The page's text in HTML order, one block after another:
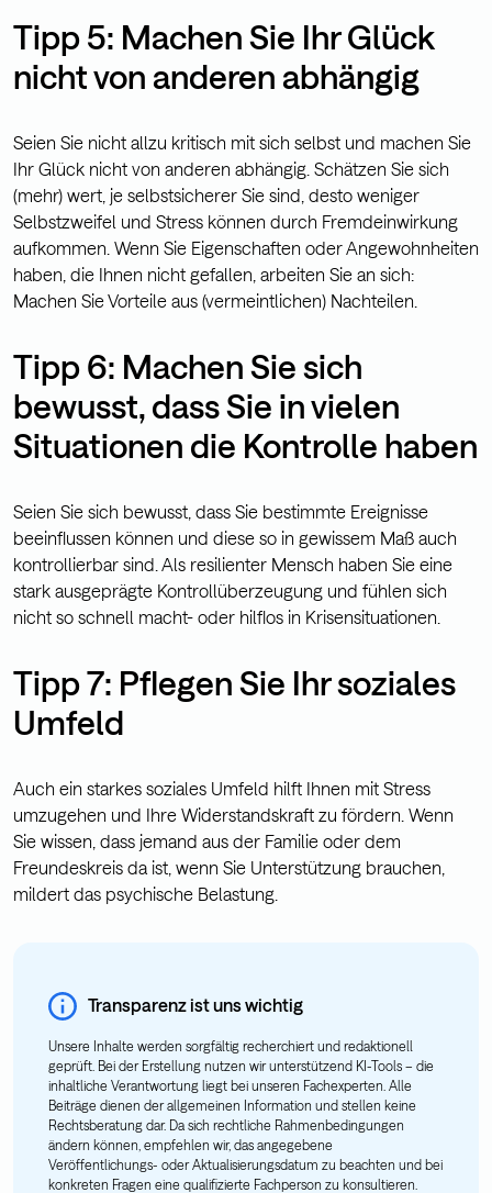
Tipp 5: Machen Sie Ihr Glück
nicht von anderen abhängig
Seien Sie nicht allzu kritisch mit sich selbst und machen Sie
Ihr Glück nicht von anderen abhängig. Schätzen Sie sich
(mehr) wert, je selbstsicherer Sie sind, desto weniger
Selbstzweifel und Stress können durch Fremdeinwirkung
aufkommen. Wenn Sie Eigenschaften oder Angewohnheiten
haben, die Ihnen nicht gefallen, arbeiten Sie an sich:
Machen Sie Vorteile aus (vermeintlichen) Nachteilen.
Tipp 6: Machen Sie sich
bewusst, dass Sie in vielen
Situationen die Kontrolle haben
Seien Sie sich bewusst, dass Sie bestimmte Ereignisse
beeinflussen können und diese so in gewissem Maß auch
kontrollierbar sind. Als resilienter Mensch haben Sie eine
stark ausgeprägte Kontrollüberzeugung und fühlen sich
nicht so schnell macht- oder hilflos in Krisensituationen.
Tipp 7: Pflegen Sie Ihr soziales
Umfeld
Auch ein starkes soziales Umfeld hilft Ihnen mit Stress
umzugehen und Ihre Widerstandskraft zu fördern. Wenn
Sie wissen, dass jemand aus der Familie oder dem
Freundeskreis da ist, wenn Sie Unterstützung brauchen,
mildert das psychische Belastung.
Transparenz ist uns wichtig
Unsere Inhalte werden sorgfältig recherchiert und redaktionell
geprüft. Bei der Erstellung nutzen wir unterstützend KI-Tools – die
inhaltliche Verantwortung liegt bei unseren Fachexperten. Alle
Beiträge dienen der allgemeinen Information und stellen keine
Rechtsberatung dar. Da sich rechtliche Rahmenbedingungen
ändern können, empfehlen wir, das angegebene
Veröffentlichungs- oder Aktualisierungsdatum zu beachten und bei
konkreten Fragen eine qualifizierte Fachperson zu konsultieren.